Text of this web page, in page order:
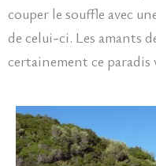
couper le souffle avec
de celui-ci. Les amants
certainement ce paradis